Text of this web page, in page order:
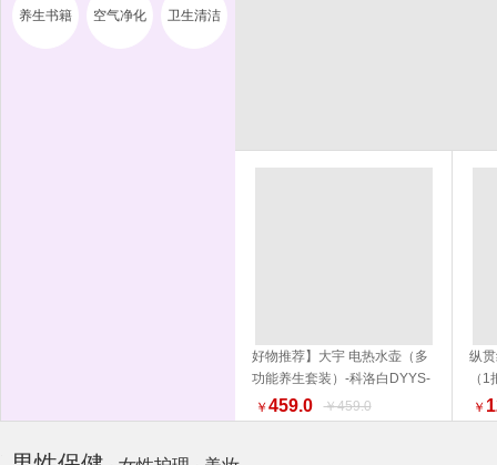
养生书籍 空气净化 卫生清洁
好物推荐】大宇 电热水壶（多
功能养生套装）-科洛白DYYS-
12Y18 水壶 电热水壶 品质生活
厨具 换新季 健康生活家居
￥ 459.0 ￥459.0
纵
（
外
￥